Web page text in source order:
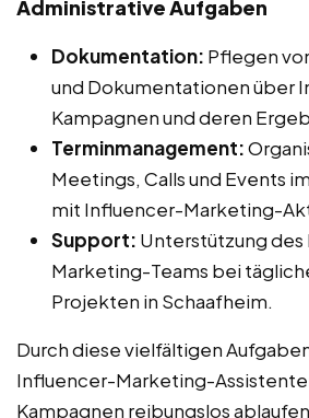
Administrative Aufgaben
Dokumentation: Pflegen
und Dokumentationen über
Kampagnen und deren
Terminmanagement:
Meetings, Calls und Events
mit Influencer-Marketing-
Support: Unterstützung
Marketing-Teams bei
Projekten in Schaafheim.
Durch diese vielfältigen
Influencer-Marketing-
Kampagnen reibungslos